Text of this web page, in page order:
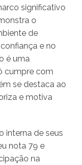
significativo
o
de
e no
é uma
cumpre com
se destaca ao
e motiva
interna de seus
nota 79 e
na